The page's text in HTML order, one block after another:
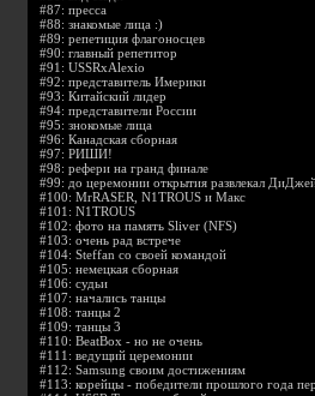
#87: пресса
#88: знакомые лица :)
#89: репетиция флагоносцев
#90: главный репетитор
#91: USSRxAlexio
#92: представитель Имерики
#93: Китайский лидер
#94: представители России
#95: знокомые лица
#96: Канадская сборная
#97: РИШИ!
#98: рефери на гранд финале
#99: до церемонии открытия развлекал
#100: MrRASER, N1TROUS и Макс
#101: N1TROUS
#102: фото на память Sliver (NFS)
#103: очень рад встрече
#104: Steffan со своей командой
#105: немецкая сборная
#106: судьи
#107: начались танцы
#108: танцы 2
#109: танцы 3
#110: BeatBox - но не очень
#111: ведущий церемонии
#112: Samsung своим достижениям
#113: корейцы - победители прошлого года